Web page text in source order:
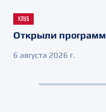
КЛУБ
Открыли
6 августа 2026 г.